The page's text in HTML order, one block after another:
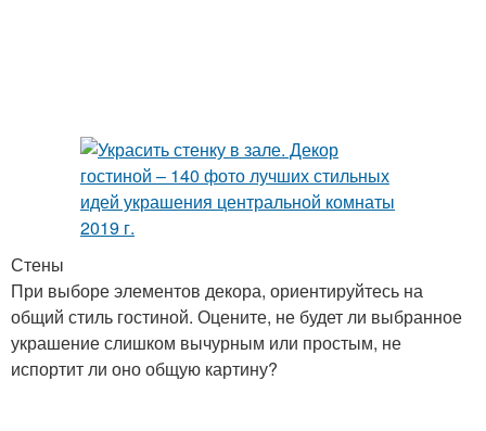
Стены
При выборе элементов декора, ориентируйтесь на
общий стиль гостиной. Оцените, не будет ли выбранное
украшение слишком вычурным или простым, не
испортит ли оно общую картину?